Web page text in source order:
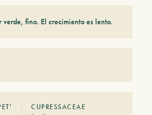
fino. El crecimiento es lento.
CUPRESSACEAE